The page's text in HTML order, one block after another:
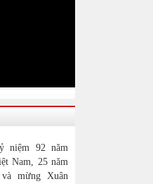
niệm 92 năm
Nam, 25 năm
mừng Xuân